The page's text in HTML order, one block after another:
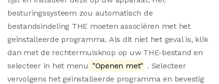
besturingssysteem zou automatisch de
bestandsindeling THE moeten associëren met het
geïnstalleerde programma. Als dit niet het geval is, klik
dan met de rechtermuisknop op uw THE-bestand en
selecteer in het menu "Openen met" . Selecteer
vervolgens het geïnstalleerde programma en bevestig